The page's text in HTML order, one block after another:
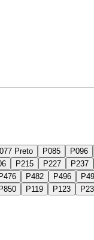
Preto P085 P096
P215 P227 P237
P482 P496
P119 P123